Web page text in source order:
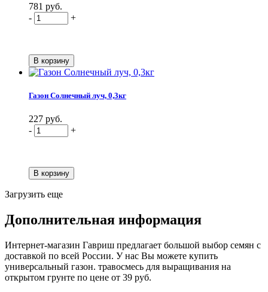
781 руб.
-
+
Газон Солнечный луч, 0,3кг
227 руб.
-
+
Загрузить еще
Дополнительная информация
Интернет-магазин Гавриш предлагает большой выбор семян с
доставкой по всей России. У нас Вы можете купить
универсальный газон. травосмесь для выращивания на
открытом грунте по цене от 39 руб.